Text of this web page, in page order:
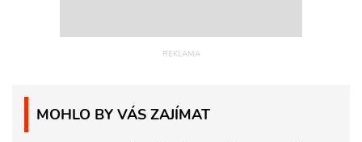
MOHLO BY VÁS ZAJÍMAT